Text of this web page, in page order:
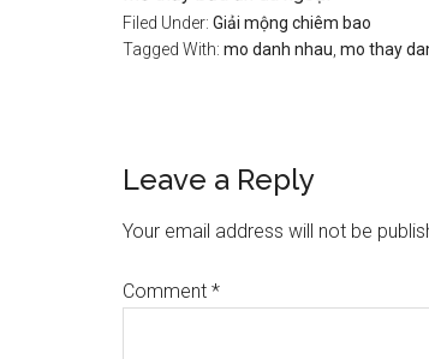
Filed Under: Giải mộng chiêm bao
Tagged With: mo danh nhau mo thay
Reader
Interactions
Leave a Reply
Your email address will not be
Comment *